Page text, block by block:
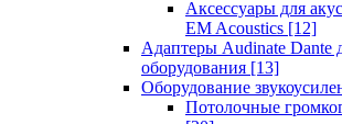
Аксессуары для
EM Acoustics [12]
Адаптеры Audinate Dante
оборудования [13]
Оборудование
Потолочные